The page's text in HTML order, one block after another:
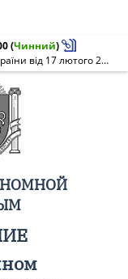
(Чинний)
Про Конституційне подання по Закону України від 17 лютого 2000 року "Про Державний бюджет України на 2000 рік"